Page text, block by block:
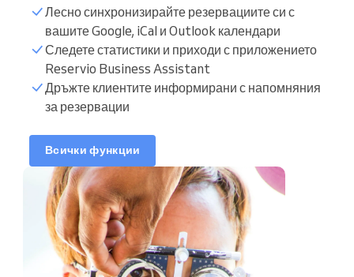
Списък с пациенти
календар
Лесно синхронизирайте резервациите си с
вашите Google, iCal и Outlook календари
Следете статистики и приходи с приложението
Reservio Business Assistant
Дръжте клиентите информирани с напомняния
за резервации
Всички функции